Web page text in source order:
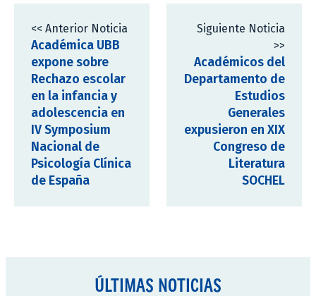
<< Anterior Noticia
Académica UBB
expone sobre
Rechazo escolar
en la infancia y
adolescencia en
IV Symposium
Nacional de
Psicología Clínica
de España
Siguiente Noticia
>>
Académicos del
Departamento de
Estudios
Generales
expusieron en XIX
Congreso de
Literatura
SOCHEL
ÚLTIMAS NOTICIAS